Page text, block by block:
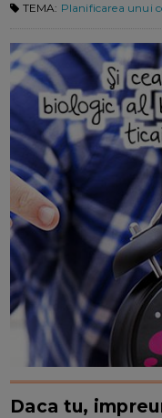
TEMA: Planificarea unui
Daca tu,